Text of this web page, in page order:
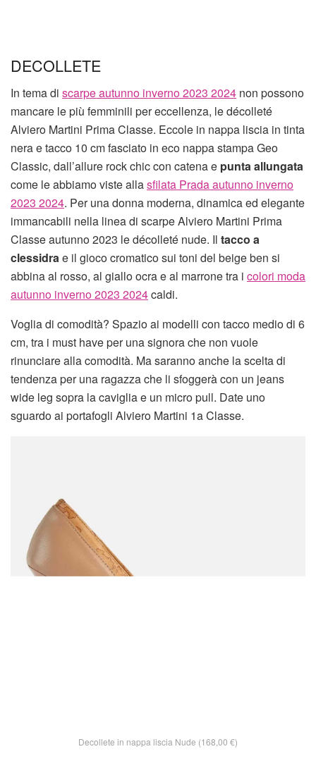
DECOLLETE
In tema di scarpe autunno inverno 2023 2024 non possono
mancare le più femminili per eccellenza, le décolleté
Alviero Martini Prima Classe. Eccole in nappa liscia in tinta
nera e tacco 10 cm fasciato in eco nappa stampa Geo
Classic, dall’allure rock chic con catena e punta allungata
come le abbiamo viste allasfilata Prada autunno inverno
2023 2024. Per una donna moderna, dinamica ed elegante
immancabili nella linea di scarpe Alviero Martini Prima
Classe autunno 2023 le décolleté nude. Il tacco a
clessidrae il gioco cromatico sui toni del beige ben si
abbina al rosso, al giallo ocra e al marrone tra i colori moda
autunno inverno 2023 2024caldi.
Voglia di comodità? Spazio ai modelli con tacco medio di 6
cm, tra i must have per una signora che non vuole
rinunciare alla comodità. Ma saranno anche la scelta di
tendenza per una ragazza che li sfoggerà con un jeans
wide leg sopra la caviglia e un micro pull. Date uno
sguardo ai portafogli Alviero Martini 1a Classe.
Decollete in nappa liscia Nude (168,00 €)